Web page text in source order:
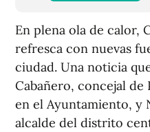
En plena ola de calor,
refresca con nuevas
ciudad. Una noticia
Cabañero, concejal
en el Ayuntamiento, y
alcalde del distrito